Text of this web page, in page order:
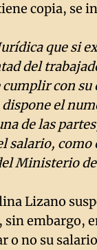
copia, se
que si
del
con
el
de las
salario, como
Ministerio de
Lizano
sin embargo,
o no su